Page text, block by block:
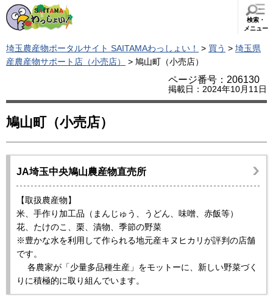
検索・
メニュー
埼玉農産物ポータルサイト SAITAMAわっしょい！ > 買う > 埼玉県
産農産物サポート店（小売店）
> 鳩山町（小売店）
ページ番号：206130
掲載日：2024年10月11日
鳩山町（小売店）
JA埼玉中央鳩山農産物直売所
【取扱農産物】
米、手作り加工品（まんじゅう、うどん、味噌、赤飯等）
花、たけのこ、栗、漬物、季節の野菜
※豊かな水を利用して作られる地元産キヌヒカリが評判の店舗
です。
各農家が「少量多品種生産」をモットーに、新しい野菜づく
りに積極的に取り組んでいます。